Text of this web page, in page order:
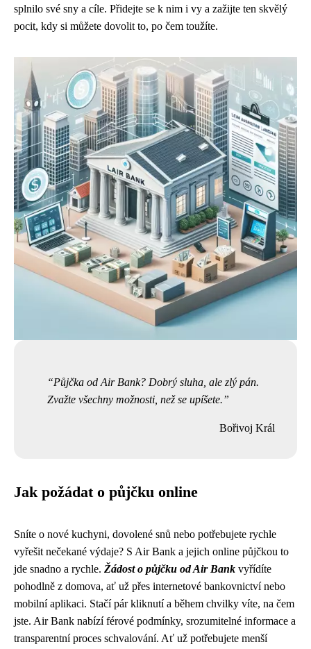
splnilo své sny a cíle. Přidejte se k nim i vy a zažijte ten skvělý
pocit, kdy si můžete dovolit to, po čem toužíte.
Půjčka od Air Bank? Dobrý sluha, ale zlý pán.
Zvažte všechny možnosti, než se upíšete.
Bořivoj Král
Jak požádat o půjčku online
Sníte o nové kuchyni, dovolené snů nebo potřebujete rychle
vyřešit nečekané výdaje? S Air Bank a jejich online půjčkou to
jde snadno a rychle. Žádost o půjčku od Air Bank vyřídíte
pohodlně z domova, ať už přes internetové bankovnictví nebo
mobilní aplikaci. Stačí pár kliknutí a během chvilky víte, na čem
jste. Air Bank nabízí férové ​​podmínky, srozumitelné informace a
transparentní proces schvalování. Ať už potřebujete menší